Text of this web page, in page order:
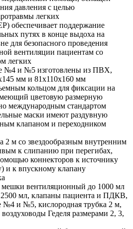
давления с целью
легких
обеспечивает поддержание
путях в конце выдоха на
для безопасного проведения
вентиляции пациентам со
легких
№4 и №5 изготовлены из ПВХ,
мм и 81x110x160 мм
кольцом для фиксации на
цветовую размерную
международным стандартом
маски имеют раздувную
клапаном и переходником
2 м со звездообразным внутренним
к слипанию при перегибах,
коннекторов к источнику
и к впускному клапану
мешки вентиляционный до 1000 мл
мл, клапаны пациента и ПДКВ,
№4 и №5, кислородная трубка 2 м,
Геделя размерами 2, 3,